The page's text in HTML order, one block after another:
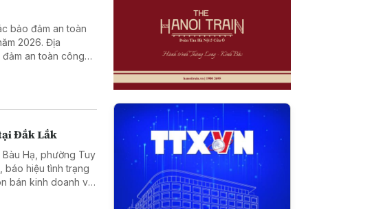
bảo đảm an toàn
2026. Địa
an toàn công
Đắk Lắk
Hạ, phường Tuy
báo hiệu tình trạng
bán kinh doanh và